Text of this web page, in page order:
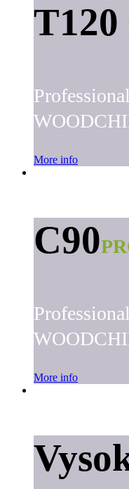
T120
More info
C90
More info